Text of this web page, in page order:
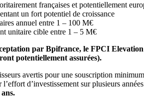
françaises et potentiellement
un fort potentiel de croissance
annuel entre 1 – 100 M€
unitaire cible entre 1 – 5 M€
par Bpifrance, le FPCI
potentiellement assurées).
avertis pour une souscription
d’investissement sur plusieurs